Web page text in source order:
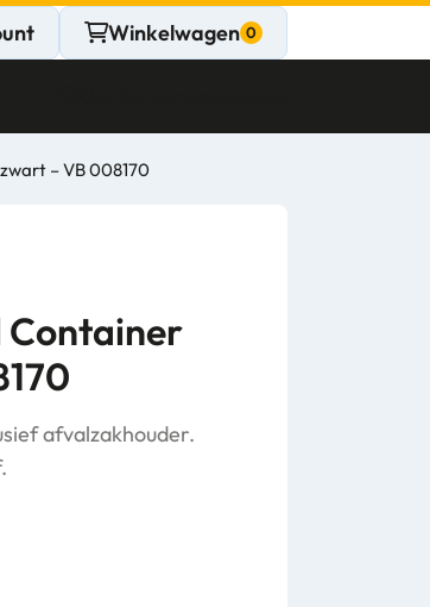
Winkelwagen
advies
nodig?
– VB 008170
Container
afvalzakhouder.